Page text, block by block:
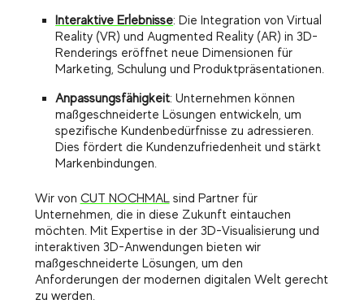
Interaktive Erlebnisse: Die Integration von Virtual
Reality (VR) und Augmented Reality (AR) in 3D-
Renderings eröffnet neue Dimensionen für
Marketing, Schulung und Produktpräsentationen.
Anpassungsfähigkeit: Unternehmen können
maßgeschneiderte Lösungen entwickeln, um
spezifische Kundenbedürfnisse zu adressieren.
Dies fördert die Kundenzufriedenheit und stärkt
Markenbindungen.
Wir von CUT NOCHMAL sind Partner für
Unternehmen, die in diese Zukunft eintauchen
möchten. Mit Expertise in der 3D-Visualisierung und
interaktiven 3D-Anwendungen bieten wir
maßgeschneiderte Lösungen, um den
Anforderungen der modernen digitalen Welt gerecht
zu werden.